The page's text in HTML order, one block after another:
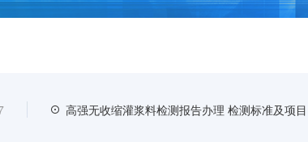
高强无收缩灌浆料检测报告办理 检测标准及项目